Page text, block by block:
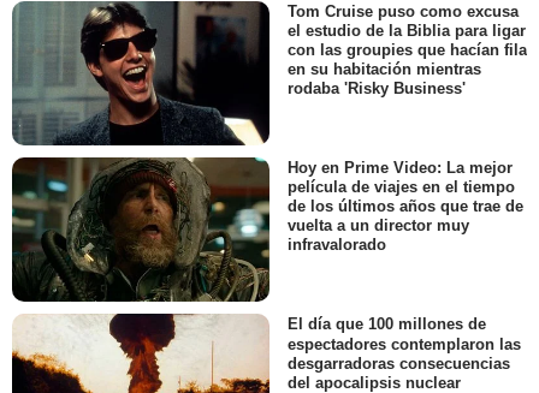
Tom Cruise puso como excusa
el estudio de la Biblia para ligar
con las groupies que hacían fila
en su habitación mientras
rodaba 'Risky Business'
Hoy en Prime Video: La mejor
película de viajes en el tiempo
de los últimos años que trae de
vuelta a un director muy
infravalorado
El día que 100 millones de
espectadores contemplaron las
desgarradoras consecuencias
del apocalipsis nuclear